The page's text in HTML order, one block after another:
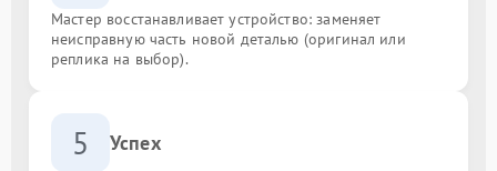
Мастер восстанавливает устройство: заменяет
неисправную часть новой деталью (оригинал или
реплика на выбор).
5 Успех